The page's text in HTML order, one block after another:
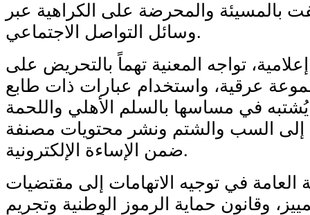
بالمسيئة والمحرضة على الكراهية عبر
وسائل التواصل الاجتماعي.
تواجه المعنية تهماً بالتحريض على
عرقية، واستخدام عبارات ذات طابع
في مساسها بالسلم الأهلي واللحمة
إلى السب والشتم ونشر محتويات مصنفة
ضمن الإساءة الإلكترونية.
العامة في توجيه الاتهامات إلى مقتضيات
وقانون حماية الرموز الوطنية وتجريم